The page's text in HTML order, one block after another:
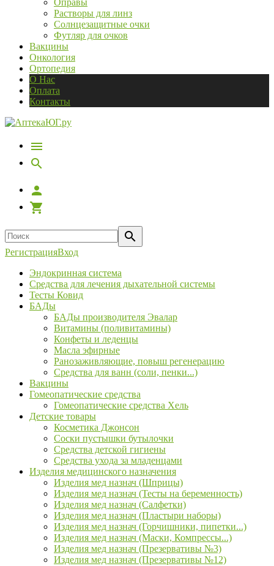
Оправы
Растворы для линз
Солнцезащитные очки
Футляр для очков
Вакцины
Онкология
Ортопедия
О Нас
Оплата
Контакты
РегистрацияВход
Эндокринная система
Средства для лечения дыхательной системы
Тесты Ковид
БАДы
БАДы производителя Эвалар
Витамины (поливитамины)
Конфеты и леденцы
Масла эфирные
Ранозаживляющие, повыш регенерацию
Средства для ванн (соли, пенки...)
Вакцины
Гомеопатические средства
Гомеопатические средства Хель
Детские товары
Косметика Джонсон
Соски пустышки бутылочки
Средства детской гигиены
Средства ухода за младенцами
Изделия медицинского назначения
Изделия мед назнач (Шприцы)
Изделия мед назнач (Тесты на беременность)
Изделия мед назнач (Салфетки)
Изделия мед назнач (Пластыри наборы)
Изделия мед назнач (Горчишники, пипетки...)
Изделия мед назнач (Маски, Компрессы...)
Изделия мед назнач (Презервативы №3)
Изделия мед назнач (Презервативы №12)